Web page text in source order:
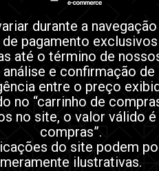
durante a
pagamento
até o término de
análise e confirmação de
entre o preço
no “carrinho de
no site, o valor válido é
compras”.
do site podem
meramente ilustrativas.